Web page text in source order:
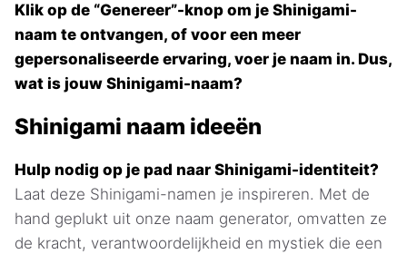
Klik op de “Genereer”-knop om je Shinigami-
naam te ontvangen, of voor een meer
gepersonaliseerde ervaring, voer je naam in. Dus,
wat is jouw Shinigami-naam?
Shinigami naam ideeën
Hulp nodig op je pad naar Shinigami-identiteit?
Laat deze Shinigami-namen je inspireren. Met de
hand geplukt uit onze naam generator, omvatten ze
de kracht, verantwoordelijkheid en mystiek die een